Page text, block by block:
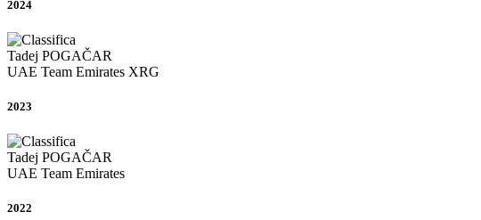
2024
Tadej POGAČAR
UAE Team Emirates XRG
2023
Tadej POGAČAR
UAE Team Emirates
2022